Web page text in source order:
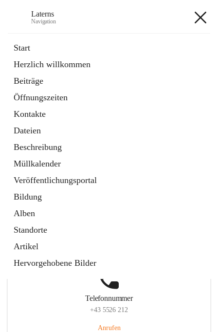
Laterns
Navigation
Start
Herzlich willkommen
Beiträge
Öffnungszeiten
Kontakte
Dateien
Beschreibung
Müllkalender
Veröffentlichungsportal
Bildung
Alben
Standorte
Artikel
Hervorgehobene Bilder
11 Schnellzugriffe
Soziales
1 Schnellzugriff
Telefonnummer
+43 5526 212
Anrufen